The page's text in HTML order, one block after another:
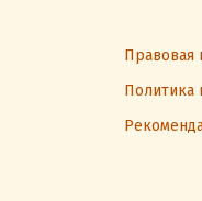
Правовая
Политика